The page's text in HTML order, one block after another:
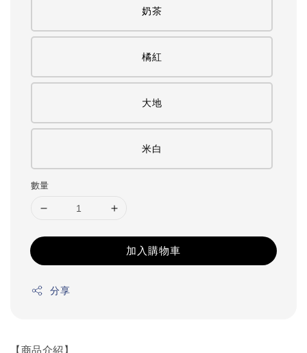
奶茶
橘紅
大地
米白
數量
加入購物車
分享
【商品介紹】